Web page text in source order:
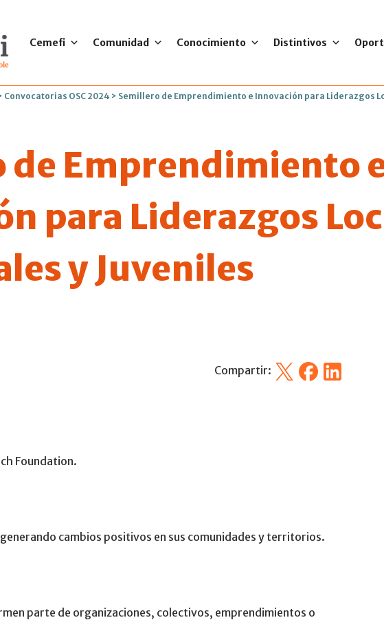
Cemefi Comunidad Conocimiento Distintivos
Convocatorias OSC 2024 > Semillero de Emprendimiento e Innovación para Liderazgos
de Emprendimiento
para Liderazgos
y Juveniles
Compartir: X FacebookLinkedin
Foundation.
cambios positivos en sus comunidades y territorios.
parte de organizaciones, colectivos, emprendimientos o